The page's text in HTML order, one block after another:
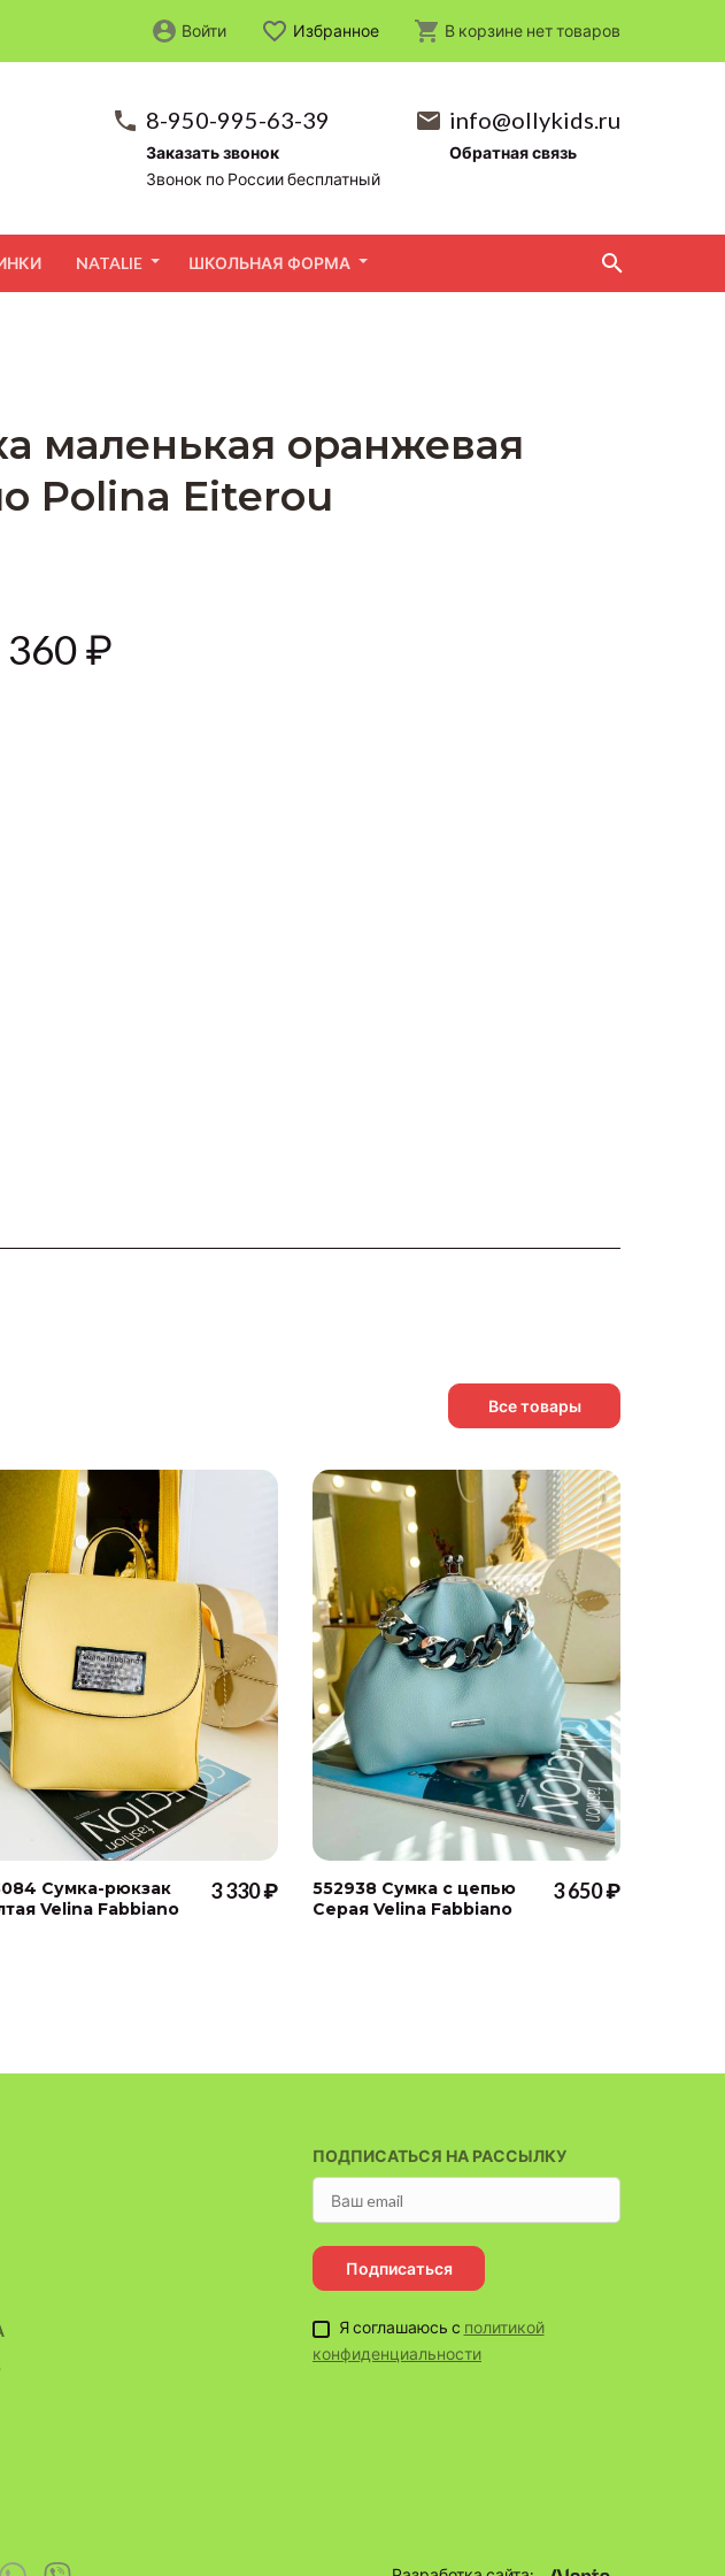
8-950-995-63-39
Заказать звонок
Звонок по России бесплатный
info@ollykids.ru
Обратная связь
NATALIE ШКОЛЬНАЯ ФОРМА
Войти Избранное В корзине неттоваров
маленькая оранжевая
Polina Eiterou
360₽
Все товары
Сумка-рюкзак
Velina Fabbiano
3 330 ₽
552938 Сумка с цепью
Серая Velina Fabbiano
3 650 ₽
ПОДПИСАТЬСЯ НА РАССЫЛКУ
Подписаться
Я соглашаюсь с политикой
конфиденциальности